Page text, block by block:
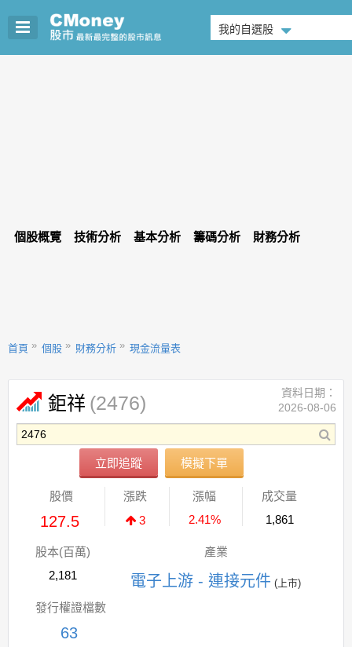
我的自選股
個股概覽 技術分析 基本分析 籌碼分析 財務分析
首頁 個股 財務分析 現金流量表
鉅祥 (2476)
立即追蹤 模擬下單
資料日期：
2026-08-06
股價
127.5
漲跌
3
漲幅
2.41%
成交量
1,861
股本(百萬)
2,181
產業
電子上游 - 連接元件 (上市)
發行權證檔數
63